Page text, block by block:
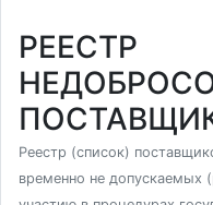
РЕЕСТР
Реестр (список)
временно не допускаемых